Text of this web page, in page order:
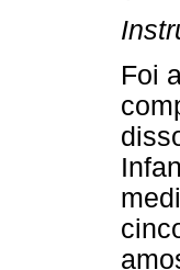
Foi